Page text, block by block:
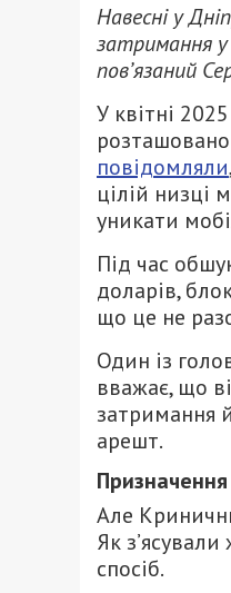
Навесні у
затримання у
пов’язаний
У квітні
повідомляли
цілій низці
уникати
Під час
доларів,
що це не
Один із
вважає, що
затримання
арешт.
Призначення
Але
Як
спосіб.